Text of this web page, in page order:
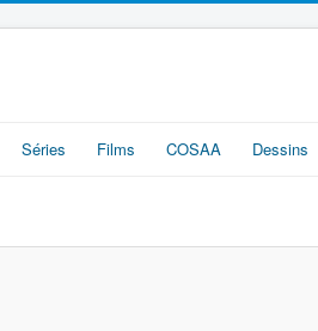
Séries Films COSAA Dessins